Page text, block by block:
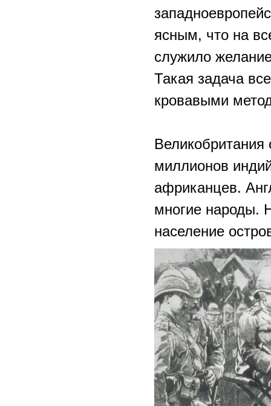
ясным, что на
служило
Такая задача
кровавыми
Великобритания
миллионов
африканцев.
многие народы.
население